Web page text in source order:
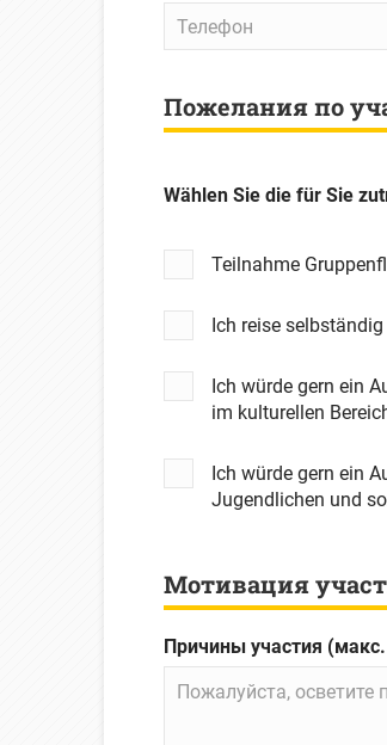
имя
Телефон
Пожелания по
Wählen Sie die für Sie
Teilnahme
Ich reise
Ich würde gern ein
im kulturellen
Ich würde gern ein
Jugendlichen und
Мотивация
Причины участия